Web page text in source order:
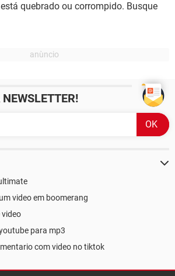
quebrado ou corrompido. Busque
video em boomerang
para mp3
com video no tiktok